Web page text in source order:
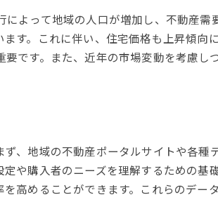
よって地域の人口が増加し、不動産需
す。これに伴い、住宅価格も上昇傾向
です。また、近年の市場変動を考慮し
、地域の不動産ポータルサイトや各種
や購入者のニーズを理解するための基
高めることができます。これらのデー